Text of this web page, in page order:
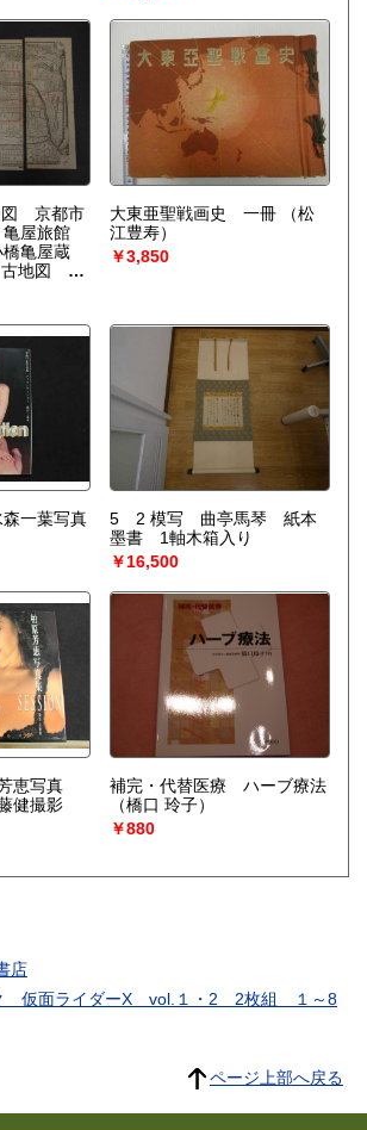
図 京都市
屋旅館
亀屋蔵
地図 引
大東亜聖戦画史 一冊
（松
江豊寿）
￥3,850
一葉写真
5 2 模写 曲亭馬琴 紙本
墨書 1軸木箱入り
￥16,500
写真
健撮影
補完・代替医療 ハーブ療法
（橋口 玲子）
￥880
店
仮面ライダーX vol.１・2 2枚組 １～8
ページ上部へ戻る